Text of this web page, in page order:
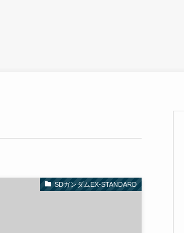
SDガンダムEX-STANDARD